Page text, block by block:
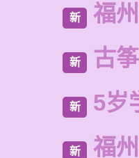
新 福
新 古
新 5岁
新 福